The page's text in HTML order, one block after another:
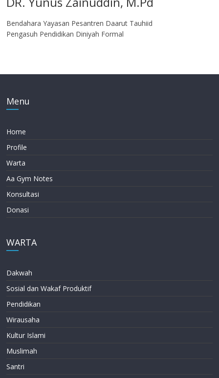
Bendahara Yayasan Pesantren Daarut Tauhiid
Pengasuh Pendidikan Diniyah Formal
Menu
Home
Profile
Warta
Aa Gym Notes
Konsultasi
Donasi
WARTA
Dakwah
Sosial dan Wakaf Produktif
Pendidikan
Wirausaha
Kultur Islami
Muslimah
Santri